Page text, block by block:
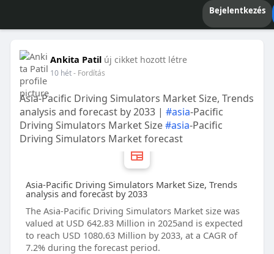
Bejelentkezés
Ankita Patil új cikket hozott létre
10 hét- Fordítás
Asia-Pacific Driving Simulators Market Size, Trends
analysis and forecast by 2033 | #asia-Pacific
Driving Simulators Market Size#asia-Pacific
Driving Simulators Market forecast
Asia-Pacific Driving Simulators Market Size, Trends
analysis and forecast by 2033
The Asia-Pacific Driving Simulators Market size was
valued at USD 642.83 Million in 2025and is expected
to reach USD 1080.63 Million by 2033, at a CAGR of
7.2% during the forecast period.